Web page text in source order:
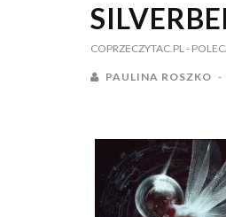
COPRZECZYTAC.PL-
PAULINA ROSZKO